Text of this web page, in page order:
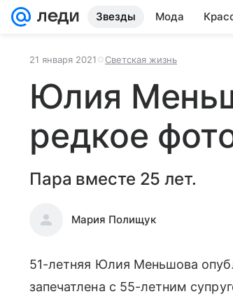
Звезды Мода
21 января 2021 Светская жизнь
Юлия
редкое
Пара вместе 25 лет.
Мария Полищук
51-летняя Юлия Меньшова
запечатлена с 55-летним